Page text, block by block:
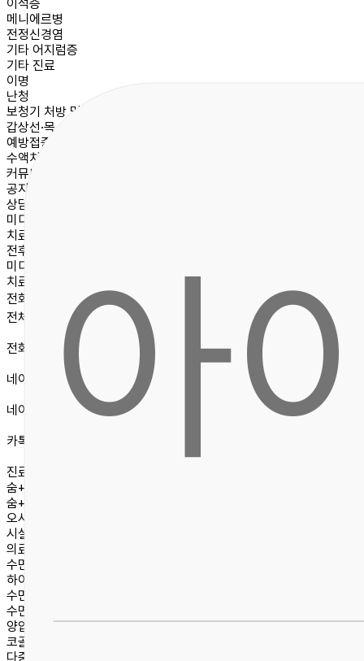
이석증
메니에르병
전정신경염
기타 어지럼증
기타 진료
이명
난청
보청기 처방 및 정부지원안내
갑상선·목 초음파
예방접종
수액치료
커뮤니티
공지사항
상담문의
미디어
치료후기
전후사진
미디어
치료후기
전화문의
메뉴
전체메뉴
전화문의
네이버예약
네이버톡톡
카톡상담
진료안내
숨+ 스토리
숨+ 철학
오시는길/진료안내
시설안내
의료진소개
수면센터
하이패스 수면센터 소개
수면무호흡증
수면다원검사
양압기
코골이수술
다중수면 잠복기검사
아